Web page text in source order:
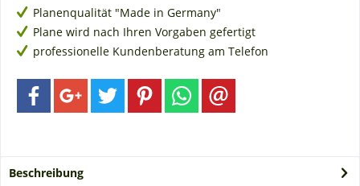
Planenqualität "Made in Germany"
Plane wird nach Ihren Vorgaben gefertigt
professionelle Kundenberatung am Telefon
Beschreibung